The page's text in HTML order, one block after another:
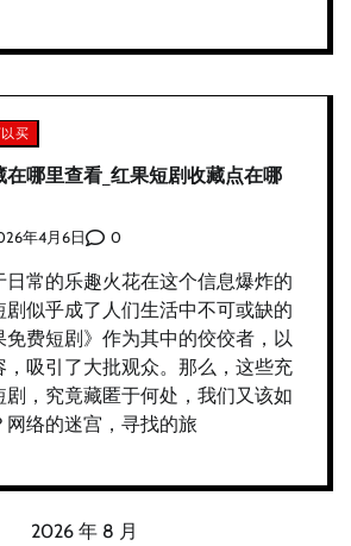
买
哪里查看_红果短剧收藏点在哪
年4月6日 0
常的乐趣火花在这个信息爆炸的
剧似乎成了人们生活中不可或缺的
费短剧》作为其中的佼佼者，以
，吸引了大批观众。那么，这些充
，究竟藏匿于何处，我们又该如
络的迷宫，寻找的旅
2026 年 8 月